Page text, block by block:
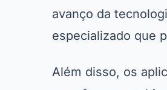
avanço da
especializado que
Além disso, os